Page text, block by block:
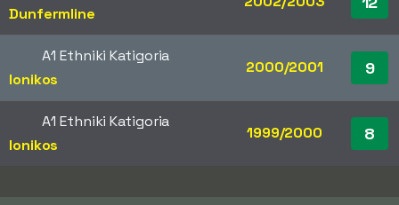
Dunfermline
A1 Ethniki Katigoria
Ionikos
2000/2001 9
A1 Ethniki Katigoria
Ionikos
1999/2000 8